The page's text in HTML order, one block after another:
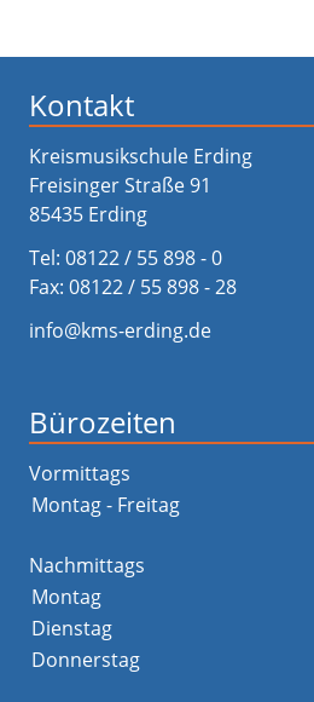
Kontakt
Kreismusikschule Erding
Freisinger Straße 91
85435 Erding
Tel: 08122 / 55 898 - 0
Fax: 08122 / 55 898 - 28
info@kms-erding.de
Bürozeiten
Vormittags
Montag - Freitag
Nachmittags
Montag
Dienstag
Donnerstag